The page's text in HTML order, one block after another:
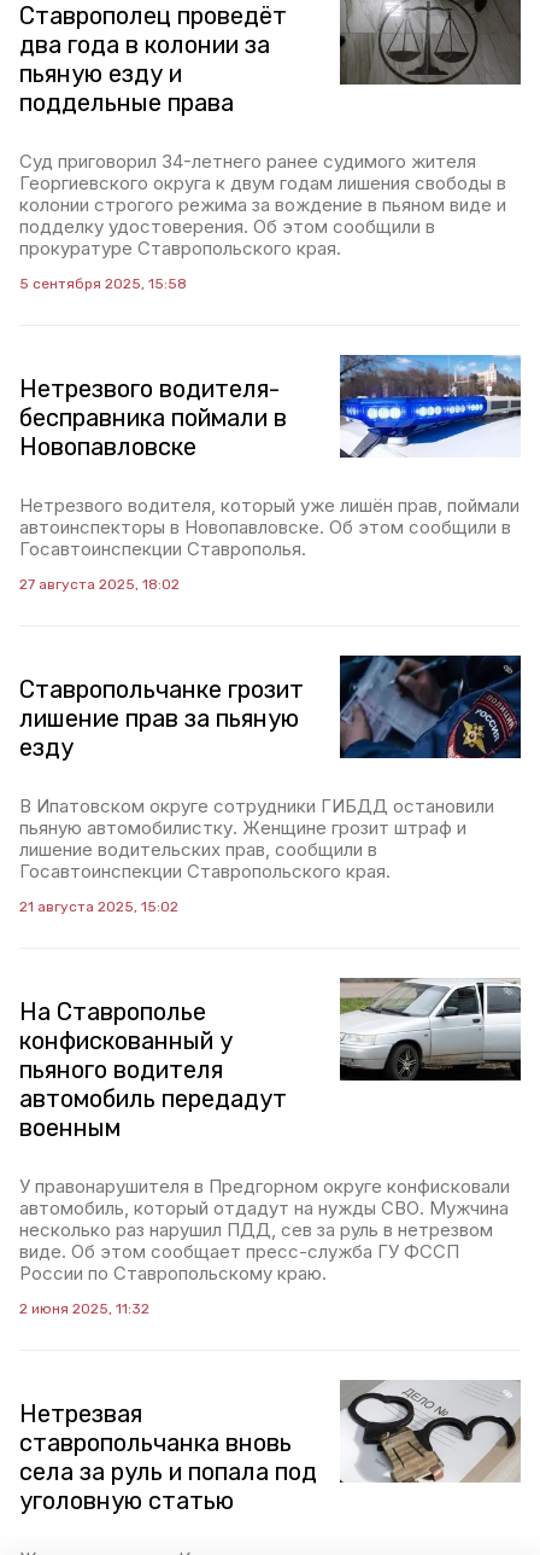
Ставрополец проведёт
два года в колонии за
пьяную езду и
поддельные права
Суд приговорил 34-летнего ранее судимого жителя
Георгиевского округа к двум годам лишения свободы в
колонии строгого режима за вождение в пьяном виде и
подделку удостоверения. Об этом сообщили в
прокуратуре Ставропольского края.
5 сентября 2025, 15:58
Нетрезвого водителя-
бесправника поймали в
Новопавловске
Нетрезвого водителя, который уже лишён прав, поймали
автоинспекторы в Новопавловске. Об этом сообщили в
Госавтоинспекции Ставрополья.
27 августа 2025, 18:02
Ставропольчанке грозит
лишение прав за пьяную
езду
В Ипатовском округе сотрудники ГИБДД остановили
пьяную автомобилистку. Женщине грозит штраф и
лишение водительских прав, сообщили в
Госавтоинспекции Ставропольского края.
21 августа 2025, 15:02
На Ставрополье
конфискованный у
пьяного водителя
автомобиль передадут
военным
У правонарушителя в Предгорном округе конфисковали
автомобиль, который отдадут на нужды СВО. Мужчина
несколько раз нарушил ПДД, сев за руль в нетрезвом
виде. Об этом сообщает пресс-служба ГУ ФССП
России по Ставропольскому краю.
2 июня 2025, 11:32
Нетрезвая
ставропольчанка вновь
села за руль и попала под
уголовную статью